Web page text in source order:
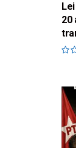
20